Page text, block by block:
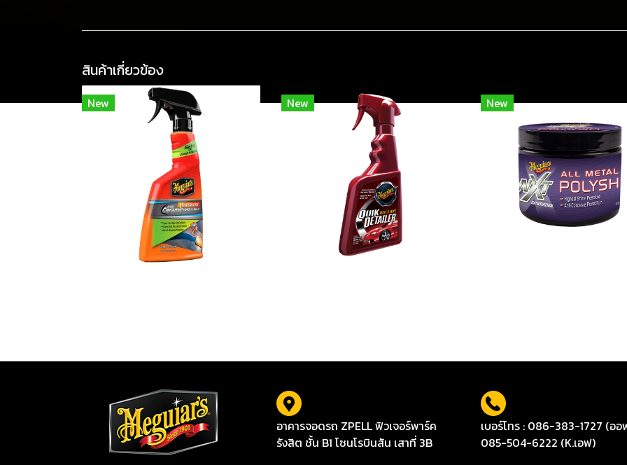
สินค้าเกี่ยวข้อง
New New New
อาคารจอดรถ ZPELL ฟิวเจอร์พาร์ค
รังสิต ชั้น B1 โซนโรบินสัน เสาที่ 3B
เบอร์โทร : 086-383-1727 (อ
085-504-6222 (K.เอฟ)